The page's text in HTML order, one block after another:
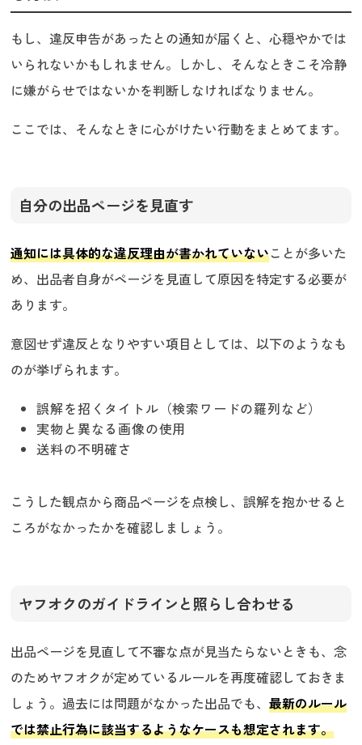
もし、違反申告があったとの通知が届くと、心穏やかでは
いられないかもしれません。しかし、そんなときこそ冷静
に嫌がらせではないかを判断しなければなりません。
ここでは、そんなときに心がけたい行動をまとめてます。
自分の出品ページを見直す
通知には具体的な違反理由が書かれていないことが多いた
め、出品者自身がページを見直して原因を特定する必要が
あります。
意図せず違反となりやすい項目としては、以下のようなも
のが挙げられます。
誤解を招くタイトル（検索ワードの羅列など）
実物と異なる画像の使用
送料の不明確さ
こうした観点から商品ページを点検し、誤解を抱かせると
ころがなかったかを確認しましょう。
ヤフオクのガイドラインと照らし合わせる
出品ページを見直して不審な点が見当たらないときも、念
のためヤフオクが定めているルールを再度確認しておきま
しょう。過去には問題がなかった出品でも、最新のルール
では禁止行為に該当するようなケースも想定されます。